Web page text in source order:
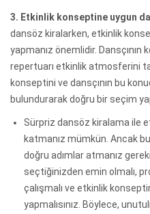
3. Etkinlik konseptine uygun
dansöz kiralarken, etkinlik
yapmanız önemlidir.
repertuarı etkinlik atmosferini
konseptini ve dansçının bu
bulundurarak doğru bir seçim
Sürpriz dansöz kiralama ile
katmanız mümkün. Ancak
doğru adımlar atmanız
seçtiğinizden emin olmalı,
çalışmalı ve etkinlik
yapmalısınız. Böylece,